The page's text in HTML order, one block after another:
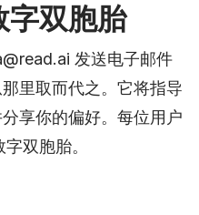
字双胞胎
发送电子邮件
里取而代之。它将指导
享你的偏好。每位用户
双胞胎。